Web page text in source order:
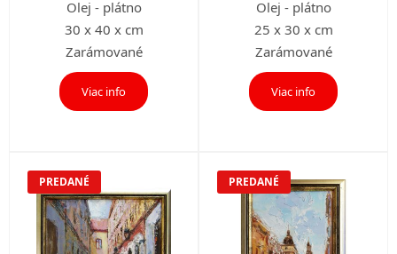
Olej - plátno
30 x 40 x cm
Zarámované
Viac info
Olej - plátno
25 x 30 x cm
Zarámované
Viac info
PREDANÉ PREDANÉ